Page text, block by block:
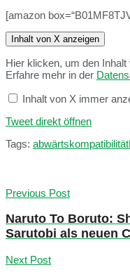
[amazon
Inhalt von X anzeigen
Hier klicken, um den
Erfahre mehr in der
Inhalt von X immer
Tweet direkt öffnen
Tags: abwärtskompatibilität
Previous Post
Naruto To Boruto:
Sarutobi als neuen
Next Post